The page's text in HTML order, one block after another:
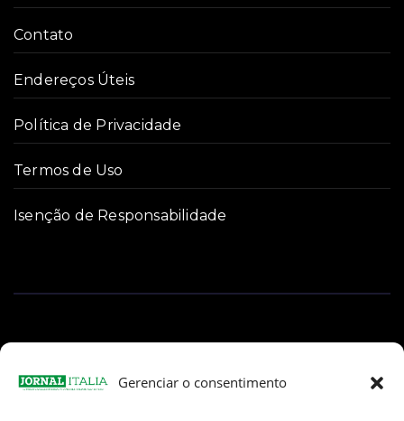
Gerenciar o consentimento
Contato
Endereços Úteis
Política de Privacidade
Termos de Uso
Isenção de Responsabilidade